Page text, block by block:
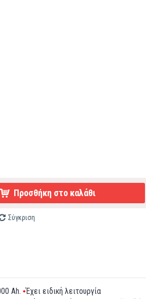
Προσθήκη στο καλάθι
Σύγκριση
Ah. •Έχει ειδική λειτουργία